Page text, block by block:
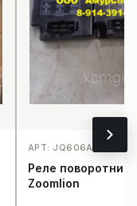
АРТ: JQ606A_K13
Реле
Zoomlion